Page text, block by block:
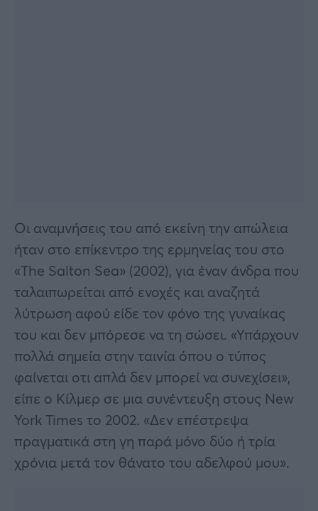
Οι αναμνήσεις του από εκείνη την απώλεια
ήταν στο επίκεντρο της ερμηνείας του στο
«The Salton Sea» (2002), για έναν άνδρα που
ταλαιπωρείται από ενοχές και αναζητά
λύτρωση αφού είδε τον φόνο της γυναίκας
του και δεν μπόρεσε να τη σώσει. «Υπάρχουν
πολλά σημεία στην ταινία όπου ο τύπος
φαίνεται οτι απλά δεν μπορεί να συνεχίσει»,
είπε ο Κίλμερ σε μια συνέντευξη στους New
York Times το 2002. «Δεν επέστρεψα
πραγματικά στη γη παρά μόνο δύο ή τρία
χρόνια μετά τον θάνατο του αδελφού μου».